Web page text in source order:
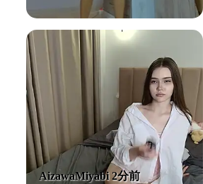
AizawaMiyabi 2分前